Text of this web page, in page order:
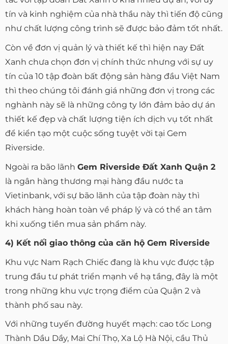
tín và kinh nghiệm của nhà thầu này thì tiến độ cũng
như chất lượng công trình sẽ được bảo đảm tốt nhất.
Còn về đơn vị quản lý và thiết kế thì hiện nay Đất
Xanh chưa chọn đơn vị chính thức nhưng với sự uy
tín của 10 tập đoàn bất động sản hàng đầu Việt Nam
thì theo chúng tôi đánh giá những đơn vị trong các
nghành này sẽ là những công ty lớn đảm bảo dự án
thiết kế đẹp và chất lượng tiện ích dịch vụ tốt nhất
để kiển tạo một cuộc sống tuyệt vời tại Gem
Riverside.
Ngoài ra bão lãnh Gem Riverside Đất Xanh Quận 2
là ngân hàng thương mại hàng đầu nước ta
Vietinbank, với sự bão lãnh của tập đoàn này thì
khách hàng hoàn toàn về pháp lý và có thể an tâm
khi xuống tiền mua sản phẩm này.
4) Kết nối giao thông của căn hộ Gem Riverside
Khu vực Nam Rạch Chiếc đang là khu vực được tập
trung đầu tư phát triển mạnh về hạ tầng, đây là một
trong những khu vực trọng điểm của Quận 2 và
thành phố sau này.
Với những tuyến đường huyết mạch: cao tốc Long
Thành Dầu Dầy, Mai Chí Thọ, Xa Lộ Hà Nội, cầu Thủ